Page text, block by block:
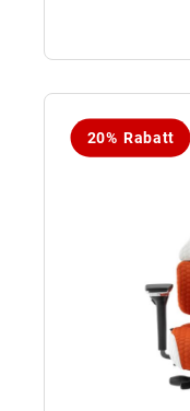
20% Rabatt